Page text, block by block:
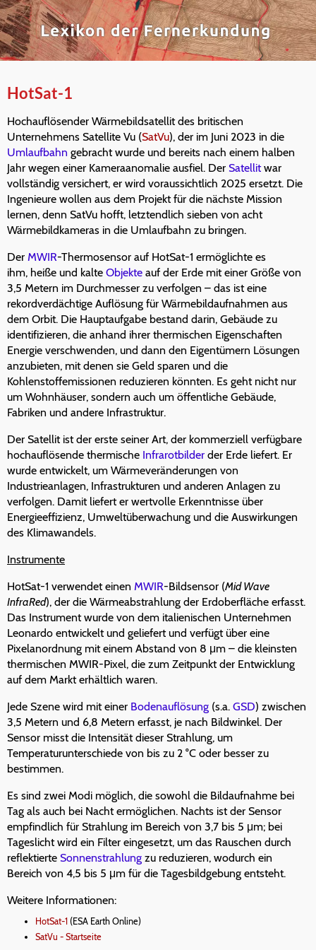
HotSat-1
Hochauflösender Wärmebildsatellit des britischen
Unternehmens Satellite Vu (SatVu), der im Juni 2023 in die
Umlaufbahn gebracht wurde und bereits nach einem halben
Jahr wegen einer Kameraanomalie ausfiel. Der Satellitwar
vollständig versichert, er wird voraussichtlich 2025 ersetzt. Die
Ingenieure wollen aus dem Projekt für die nächste Mission
lernen, denn SatVu hofft, letztendlich sieben von acht
Wärmebildkameras in die Umlaufbahn zu bringen.
Der MWIR-Thermosensor auf HotSat-1 ermöglichte es
ihm, heiße und kalte Objekte auf der Erde mit einer Größe von
3,5 Metern im Durchmesser zu verfolgen – das ist eine
rekordverdächtige Auflösung für Wärmebildaufnahmen aus
dem Orbit. Die Hauptaufgabe bestand darin, Gebäude zu
identifizieren, die anhand ihrer thermischen Eigenschaften
Energie verschwenden, und dann den Eigentümern Lösungen
anzubieten, mit denen sie Geld sparen und die
Kohlenstoffemissionen reduzieren könnten. Es geht nicht nur
um Wohnhäuser, sondern auch um öffentliche Gebäude,
Fabriken und andere Infrastruktur.
Der Satellit ist der erste seiner Art, der kommerziell verfügbare
hochauflösende thermische Infrarotbilder der Erde liefert. Er
wurde entwickelt, um Wärmeveränderungen von
Industrieanlagen, Infrastrukturen und anderen Anlagen zu
verfolgen. Damit liefert er wertvolle Erkenntnisse über
Energieeffizienz, Umweltüberwachung und die Auswirkungen
des Klimawandels.
Instrumente
HotSat-1 verwendet einen MWIR-Bildsensor (Mid Wave
InfraRed), der die Wärmeabstrahlung der Erdoberfläche erfasst.
Das Instrument wurde von dem italienischen Unternehmen
Leonardo entwickelt und geliefert und verfügt über eine
Pixelanordnung mit einem Abstand von 8 μm – die kleinsten
thermischen MWIR-Pixel, die zum Zeitpunkt der Entwicklung
auf dem Markt erhältlich waren.
Jede Szene wird mit einer Bodenauflösung (s.a. GSD) zwischen
3,5 Metern und 6,8 Metern erfasst, je nach Bildwinkel. Der
Sensor misst die Intensität dieser Strahlung, um
Temperaturunterschiede von bis zu 2 °C oder besser zu
bestimmen.
Es sind zwei Modi möglich, die sowohl die Bildaufnahme bei
Tag als auch bei Nacht ermöglichen. Nachts ist der Sensor
empfindlich für Strahlung im Bereich von 3,7 bis 5 μm; bei
Tageslicht wird ein Filter eingesetzt, um das Rauschen durch
reflektierte Sonnenstrahlung zu reduzieren, wodurch ein
Bereich von 4,5 bis 5 μm für die Tagesbildgebung entsteht.
Weitere Informationen:
HotSat-1 (ESA Earth Online)
SatVu - Startseite